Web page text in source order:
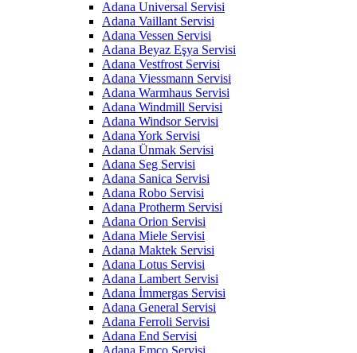
Adana Universal Servisi
Adana Vaillant Servisi
Adana Vessen Servisi
Adana Beyaz Eşya Servisi
Adana Vestfrost Servisi
Adana Viessmann Servisi
Adana Warmhaus Servisi
Adana Windmill Servisi
Adana Windsor Servisi
Adana York Servisi
Adana Ünmak Servisi
Adana Seg Servisi
Adana Sanica Servisi
Adana Robo Servisi
Adana Protherm Servisi
Adana Orion Servisi
Adana Miele Servisi
Adana Maktek Servisi
Adana Lotus Servisi
Adana Lambert Servisi
Adana İmmergas Servisi
Adana General Servisi
Adana Ferroli Servisi
Adana End Servisi
Adana Emco Servisi